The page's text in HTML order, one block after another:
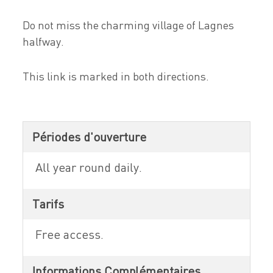
Do not miss the charming village of Lagnes
halfway.
This link is marked in both directions.
Périodes d'ouverture
All year round daily.
Tarifs
Free access.